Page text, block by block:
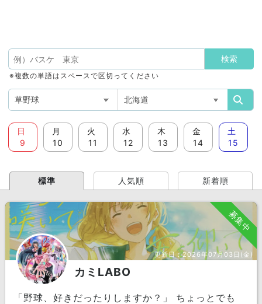
※複数の単語はスペースで区切ってください
日
9
月
10
火
11
水
12
木
13
金
14
土
15
標準 人気順 新着順
募集中
更新日：2026年07月03日(金)
カミLABO
「野球、好きだったりしますか？」 ちょっとでも